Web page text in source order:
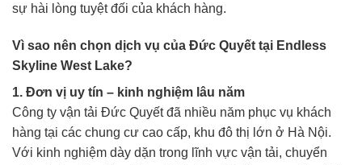
sự hài lòng tuyệt đối của khách hàng.
Vì sao nên chọn dịch vụ của Đức Quyết tại Endless
Skyline West Lake?
1. Đơn vị uy tín – kinh nghiệm lâu năm
Công ty vận tải Đức Quyết đã nhiều năm phục vụ khách
hàng tại các chung cư cao cấp, khu đô thị lớn ở Hà Nội.
Với kinh nghiệm dày dặn trong lĩnh vực vận tải, chuyển